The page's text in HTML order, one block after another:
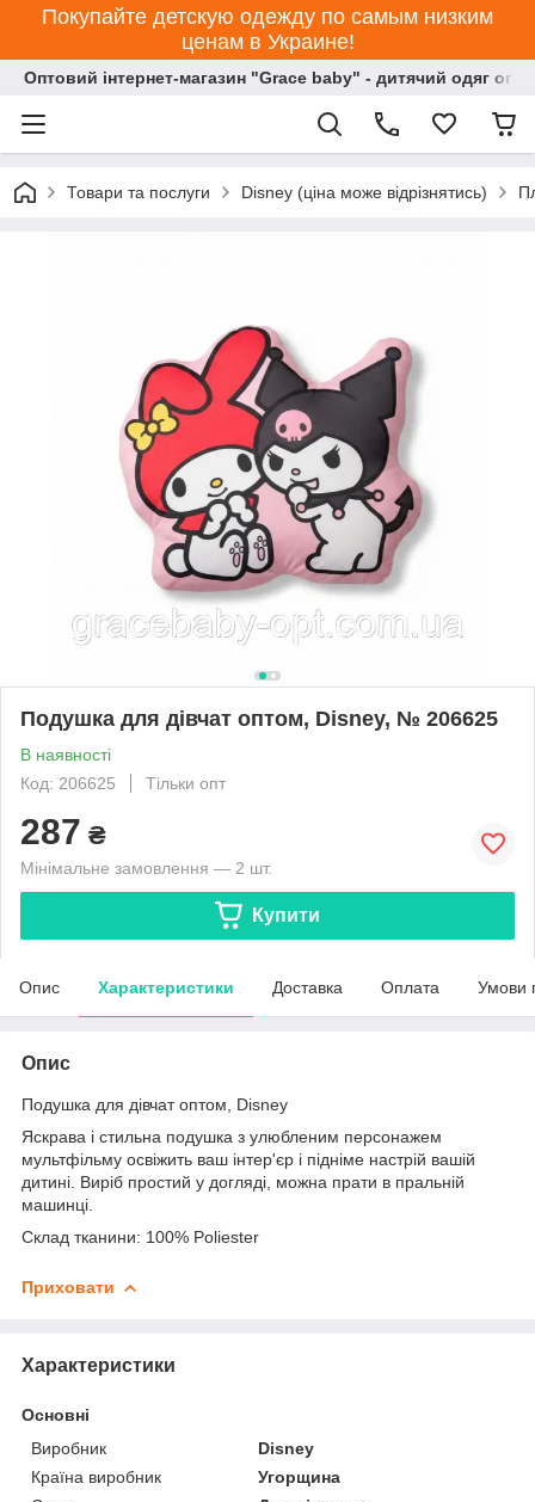
Покупайте детскую одежду по самым низким
ценам в Украине!
Оптовий інтернет-магазин "Grace baby" - дитячий одяг
Товари та послуги Disney (ціна може відрізнятись)
Подушка для дівчат оптом, Disney, № 206625
В наявності
Код: 206625
Тільки опт
287 ₴
Мінімальне замовлення — 2 шт.
Купити
Опис Характеристики Доставка Оплата Умови
Опис
Подушка для дівчат оптом, Disney
Яскрава і стильна подушка з улюбленим персонажем
мультфільму освіжить ваш інтер'єр і підніме настрій вашій
дитині. Виріб простий у догляді, можна прати в пральній
машинці.
Склад тканини: 100% Poliester
Приховати
Характеристики
Основні
Виробник
Disney
Країна виробник
Угорщина